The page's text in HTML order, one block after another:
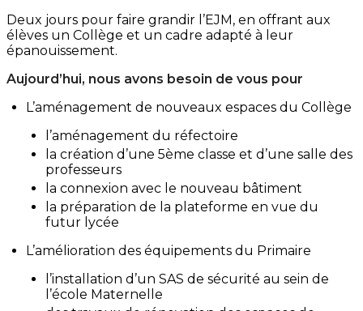
Deux jours pour faire grandir l’EJM, en offrant aux
élèves un Collège et un cadre adapté à leur
épanouissement.
Aujourd’hui, nous avons besoin de vous pour
L’aménagement de nouveaux espaces du Collège
l’aménagement du réfectoire
la création d’une 5ème classe et d’une salle des
professeurs
la connexion avec le nouveau bâtiment
la préparation de la plateforme en vue du
futur lycée
L’amélioration des équipements du Primaire
l’installation d’un SAS de sécurité au sein de
l’école Maternelle